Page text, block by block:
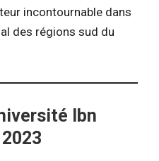
incontournable dans
des régions sud du
Ibn